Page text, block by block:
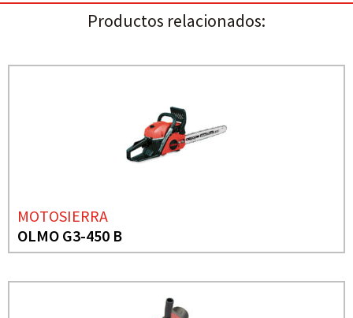
Productos relacionados:
MOTOSIERRA
OLMO G3-450 B